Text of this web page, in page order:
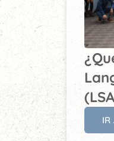
IR